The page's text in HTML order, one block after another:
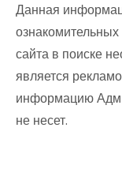
Данная
сайта в поиске
является
информацию
не несет.